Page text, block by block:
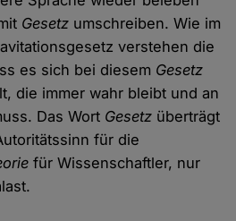
Gesetz umschreiben. Wie im
verstehen die
es sich bei diesem Gesetz
die immer wahr bleibt und an
Das Wort Gesetz überträgt
für die
für Wissenschaftler, nur